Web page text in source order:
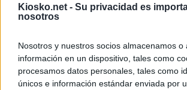
Kiosko.net - Su privacidad es
nosotros
Nosotros y nuestros socios almacenamos o
información en un dispositivo, tales como
procesamos datos personales, tales como
únicos e información estándar enviada por